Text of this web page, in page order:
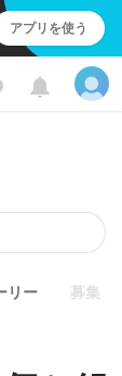
アプリを使う
リー 募集